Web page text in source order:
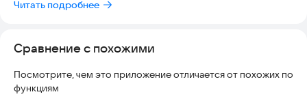
• спортивные трансляции;
• прямые эфиры;
Читать подробнее
Сравнение с похожими
Посмотрите, чем это приложение отличается от похожих по
функциям